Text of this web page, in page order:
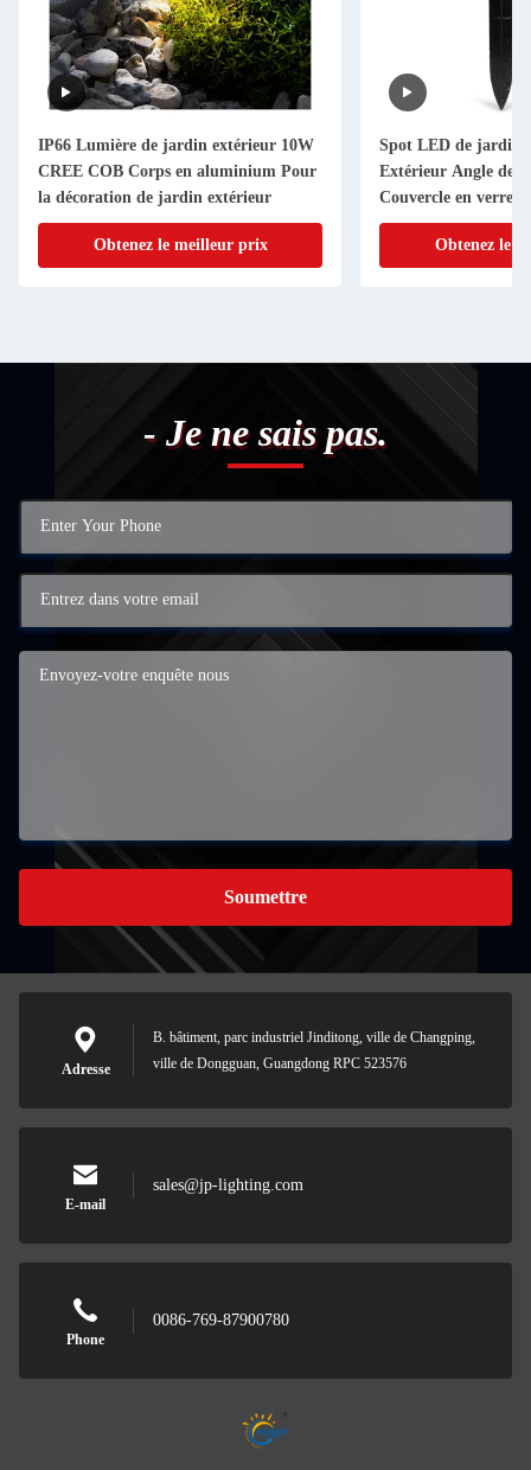
IP66 Lumière de jardin extérieur 10W
CREE COB Corps en aluminium Pour
la décoration de jardin extérieur
Obtenez le meilleur prix
Spot LED de jardin
Extérieur Angle de
Couvercle en verre
Obtenez le
- Je ne sais pas.
Soumettre
Adresse
B. bâtiment, parc industriel Jinditong, ville de Changping,
ville de Dongguan, Guangdong RPC 523576
E-mail
sales@jp-lighting.com
Phone
0086-769-87900780